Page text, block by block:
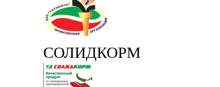
СОЛИДКОРМ